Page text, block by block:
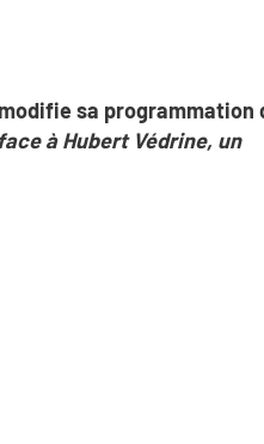
sa programmation
à Hubert Védrine, un